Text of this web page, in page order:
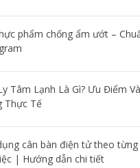
phẩm chống ẩm ướt –
Tâm Lạnh Là Gì? Ưu Điểm
Thực Tế
cân bàn điện tử theo
| Hướng dẫn chi tiết